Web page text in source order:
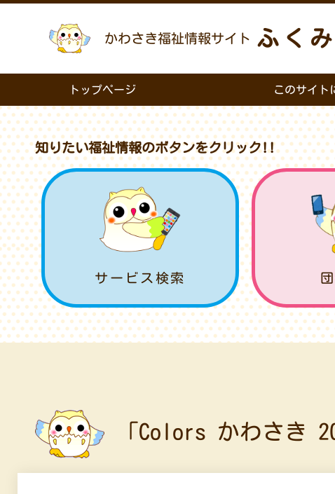
かわさき福祉情報サイト ふく
トップページ このサイト
知りたい福祉情報のボタンをクリック!!
サービス検索
「Colors かわさき